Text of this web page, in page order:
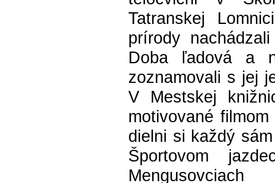
Tatranskej
prírody
Doba ľadová a
zoznamovali s jej
V Mestskej
motivované
dielni si každý
Športovom